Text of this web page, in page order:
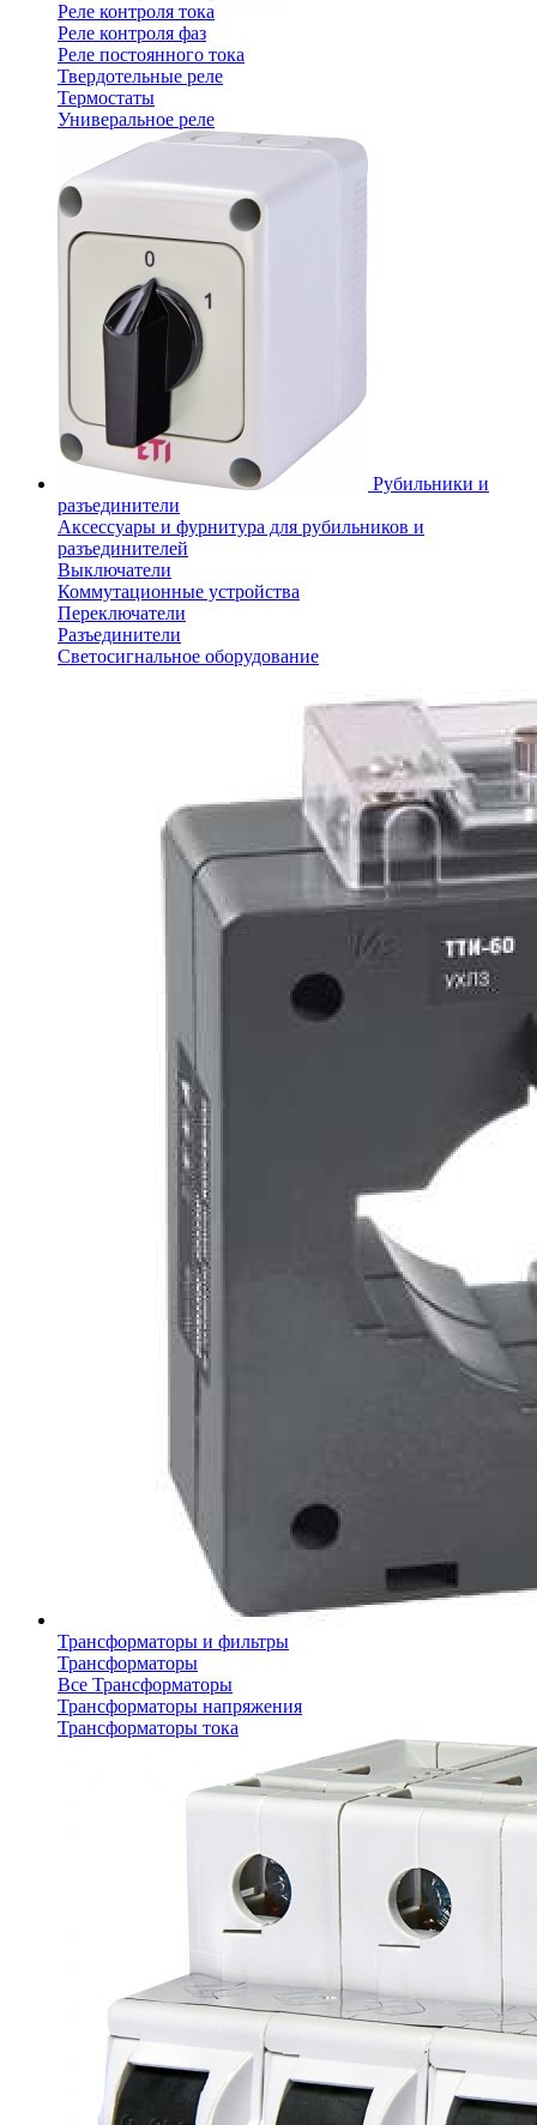
Реле контроля тока
Реле контроля фаз
Реле постоянного тока
Твердотельные реле
Термостаты
Универальное реле
Рубильники и
разъединители
Аксессуары и фурнитура для рубильников и
разъединителей
Выключатели
Коммутационные устройства
Переключатели
Разъединители
Светосигнальное оборудование
Трансформаторы и фильтры
Трансформаторы
Все Трансформаторы
Трансформаторы напряжения
Трансформаторы тока